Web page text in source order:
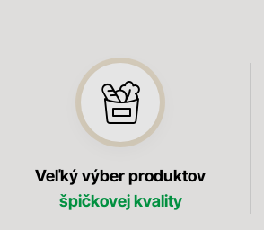
Veľký výber produktov
špičkovej kvality